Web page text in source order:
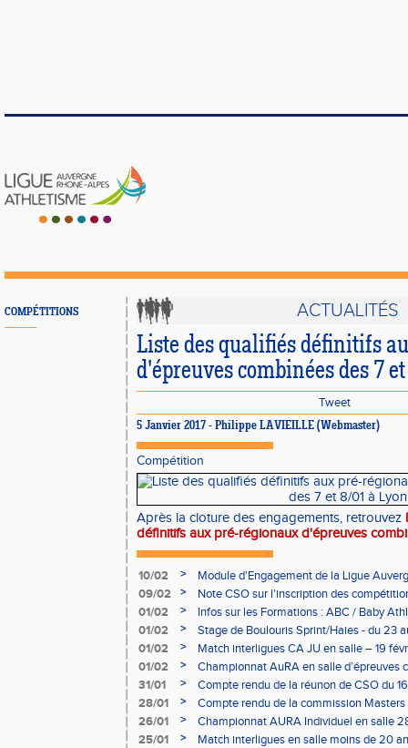
COMPÉTITIONS ACTUALITÉS
Liste des qualifiés définitifs
d'épreuves combinées des 7
Tweet
5 Janvier 2017 - Philippe LAVIEILLE (Webmaster)
Compétition
Après la cloture des engagements, retrouvez
définitifs aux pré-régionaux d'épreuves
10/02 >
Module d'Engagement de la Ligue
09/02
>
Note CSO sur l'inscription des
01/02
>
Infos sur les Formations : ABC / Baby
01/02
>
Stage de Boulouris Sprint/Haies - du 23
01/02
>
Match interligues CA JU en salle – 19
01/02
>
Championnat AuRA en salle d’épreuves
- le 12 février
31/01 >
Compte rendu de la réunon de CSO du
28/01
>
Compte rendu de la commission
à Bourgoin
26/01 >
Championnat AURA Individuel en salle
25/01
>
Match interligues en salle moins de 20